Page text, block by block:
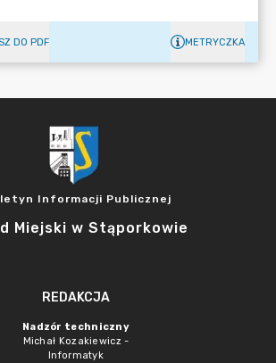
DO PDF METRYCZKA
Informacji Publicznej
Miejski w Stąporkowie
REDAKCJA
Nadzór techniczny
Michał Kozakiewicz -
Informatyk